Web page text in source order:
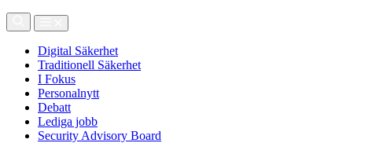
Digital Säkerhet
Traditionell Säkerhet
I Fokus
Personalnytt
Debatt
Lediga jobb
Security Advisory Board